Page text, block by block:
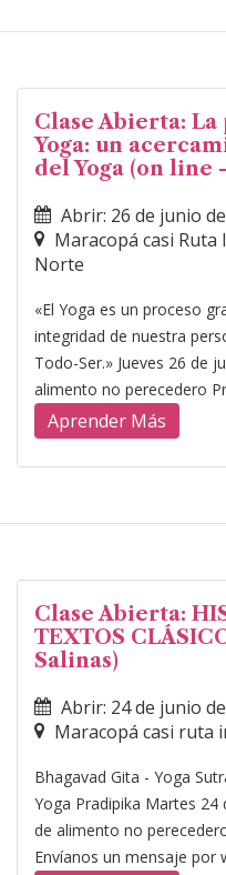
Clase Abierta:
Yoga: un
del Yoga (on line
Abrir: 26 de junio
Maracopá casi
Norte
«El Yoga es un proceso
integridad de nuestra
Todo-Ser.» Jueves 26 de
alimento no perecedero
Aprender Más
Clase Abierta:
TEXTOS
Salinas)
Abrir: 24 de junio
Maracopá casi ruta
Bhagavad Gita - Yoga
Yoga Pradipika Martes 24
de alimento no
Envíanos un mensaje por